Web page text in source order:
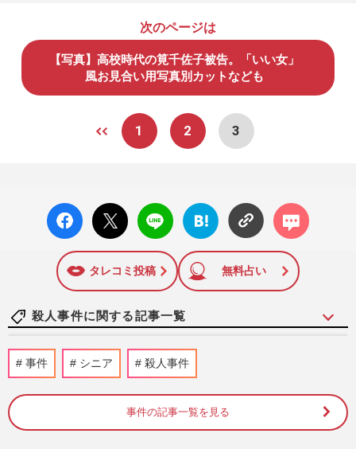
次のページは
【写真】高校時代の筧千佐子被告。「いい女」
風お見合い用写真別カットなども
1 2 3
facebo
ok い
X ポス
ト
LINE
はてな
ブック
に追加
コメン
ト
タレコミ投稿 無料占い
殺人事件に関する記事一覧
《千葉県柏市の大便点滴殺人》「便注入、
死ぬか」検索で逮捕の看護師・古川美由紀
週刊女性PRIME 2026/7/28
事件 シニア 殺人事件
事件の記事一覧を見る